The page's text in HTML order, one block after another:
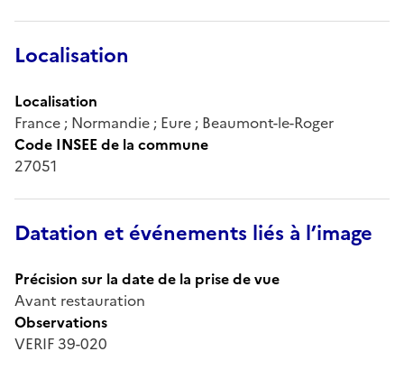
Localisation
Localisation
France ; Normandie ; Eure ; Beaumont-le-Roger
Code INSEE de la commune
27051
Datation et événements liés à l’image
Précision sur la date de la prise de vue
Avant restauration
Observations
VERIF 39-020